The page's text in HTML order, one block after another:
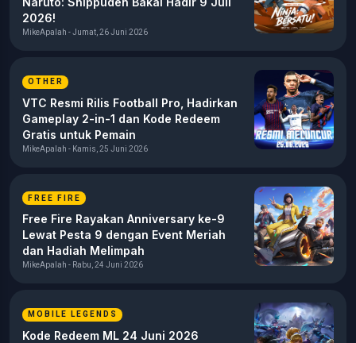
2026!
MikeApalah - Jumat, 26 Juni 2026
OTHER
VTC Resmi Rilis Football Pro, Hadirkan
Gameplay 2-in-1 dan Kode Redeem
Gratis untuk Pemain
MikeApalah - Kamis, 25 Juni 2026
FREE FIRE
Free Fire Rayakan Anniversary ke-9
Lewat Pesta 9 dengan Event Meriah
dan Hadiah Melimpah
MikeApalah - Rabu, 24 Juni 2026
MOBILE LEGENDS
Kode Redeem ML 24 Juni 2026